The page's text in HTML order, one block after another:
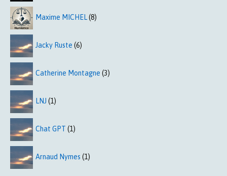
Maxime MICHEL(8)
Jacky Ruste (6)
Catherine Montagne (3)
LNJ (1)
Chat GPT (1)
Arnaud Nymes (1)